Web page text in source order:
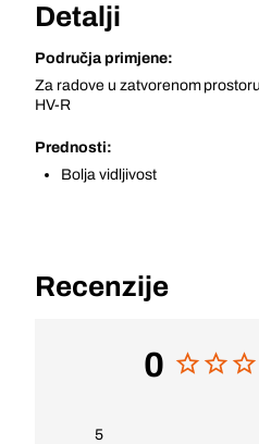
Detalji
Područja primjene:
Za radove u zatvorenom
HV-R
Prednosti:
Bolja vidljivost
Recenzije
0
5